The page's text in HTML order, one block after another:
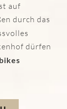
auf
durch das
dürfen